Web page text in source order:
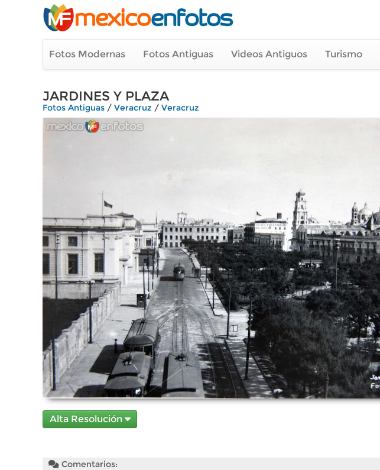
Fotos Modernas Fotos Antiguas Videos Antiguos Turismo
JARDINES Y PLAZA
Fotos Antiguas / Veracruz / Veracruz
Alta Resolución
Comentarios: